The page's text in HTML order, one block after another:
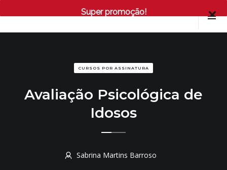
Super promoção!
CURSOS POR ASSINATURA
Avaliação Psicológica de
Idosos
Sabrina Martins Barroso